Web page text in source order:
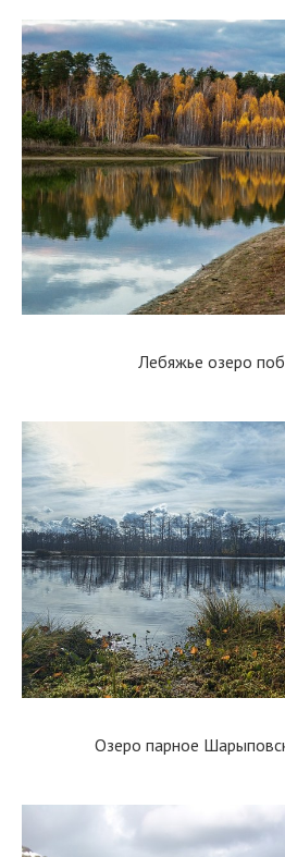
Лебяжье озеро
Озеро парное